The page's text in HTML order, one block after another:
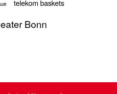
telekom baskets
Bonn